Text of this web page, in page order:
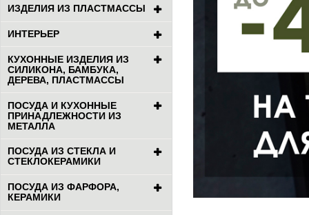
ИЗДЕЛИЯ ИЗ ПЛАСТМАССЫ
ИНТЕРЬЕР
КУХОННЫЕ ИЗДЕЛИЯ ИЗ
СИЛИКОНА, БАМБУКА,
ДЕРЕВА, ПЛАСТМАССЫ
ПОСУДА И КУХОННЫЕ
ПРИНАДЛЕЖНОСТИ ИЗ
МЕТАЛЛА
ПОСУДА ИЗ СТЕКЛА И
СТЕКЛОКЕРАМИКИ
ПОСУДА ИЗ ФАРФОРА,
КЕРАМИКИ